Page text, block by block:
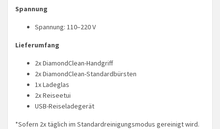
Spannung
Spannung: 110–220 V
Lieferumfang
2x DiamondClean-Handgriff
2x DiamondClean-Standardbürsten
1x Ladeglas
2x Reiseetui
USB-Reiseladegerät
*Sofern 2x täglich im Standardreinigungsmodus gereinigt wird.